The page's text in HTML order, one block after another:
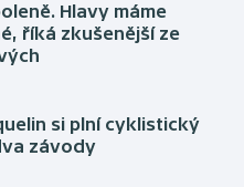
Hlavy máme
říká zkušenější ze
si plní cyklistický
závody